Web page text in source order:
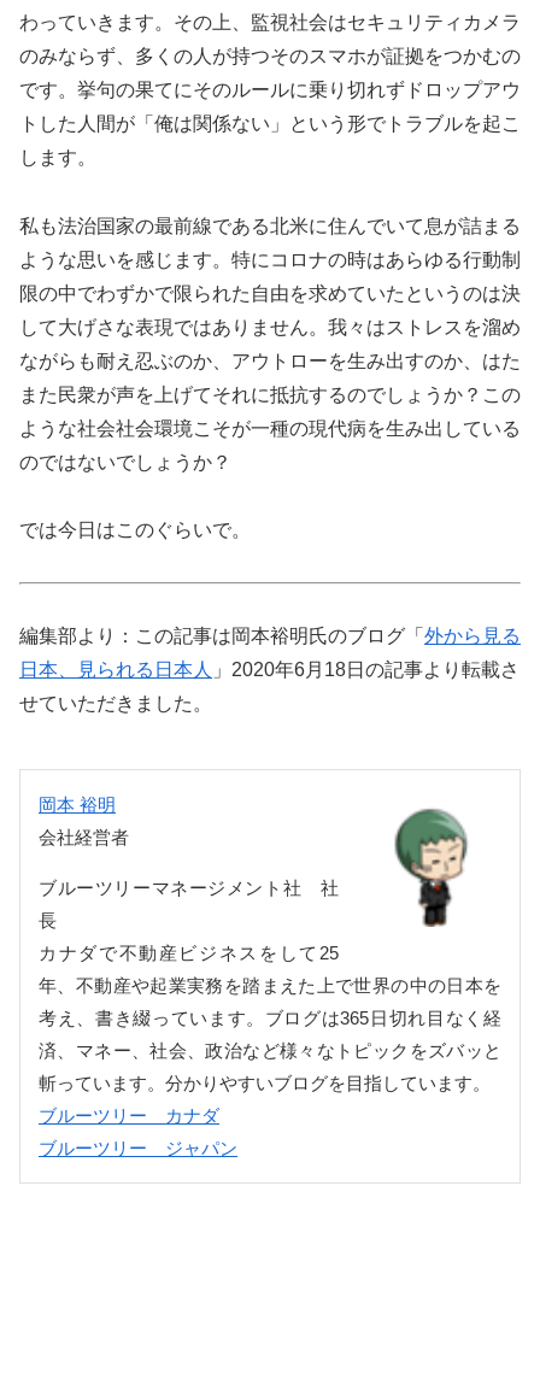
わっていきます。その上、監視社会はセキュリティカメラ
のみならず、多くの人が持つそのスマホが証拠をつかむの
です。挙句の果てにそのルールに乗り切れずドロップアウ
トした人間が「俺は関係ない」という形でトラブルを起こ
します。
私も法治国家の最前線である北米に住んでいて息が詰まる
ような思いを感じます。特にコロナの時はあらゆる行動制
限の中でわずかで限られた自由を求めていたというのは決
して大げさな表現ではありません。我々はストレスを溜め
ながらも耐え忍ぶのか、アウトローを生み出すのか、はた
また民衆が声を上げてそれに抵抗するのでしょうか？この
ような社会社会環境こそが一種の現代病を生み出している
のではないでしょうか？
では今日はこのぐらいで。
編集部より：この記事は岡本裕明氏のブログ「 外から見る
日本、見られる日本人 」2020年6月18日の記事より転載さ
せていただきました。
岡本 裕明
会社経営者
ブルーツリーマネージメント社 社
長
カナダで不動産ビジネスをして25
年、不動産や起業実務を踏まえた上で世界の中の日本を
考え、書き綴っています。ブログは365日切れ目なく経
済、マネー、社会、政治など様々なトピックをズバッと
斬っています。分かりやすいブログを目指しています。
ブルーツリー カナダ
ブルーツリー ジャパン